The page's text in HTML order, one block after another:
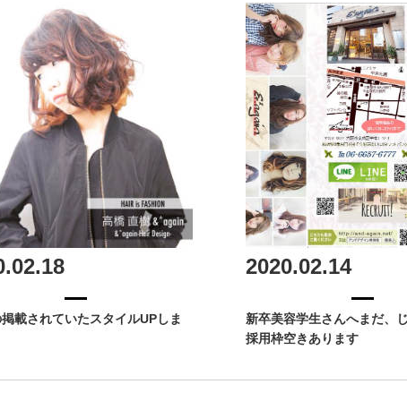
載されていたスタイルUPしま
2020.02.14
新卒美容学生さんへまだ、
採用枠空きあります